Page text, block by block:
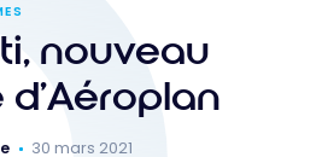
nouveau
30 mars 2021